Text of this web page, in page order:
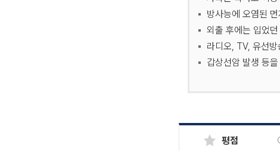
방사능에 오염된
외출 후에는 입었
라디오, TV, 유선
갑상선암 발생 등
평점
해양방사능 안전